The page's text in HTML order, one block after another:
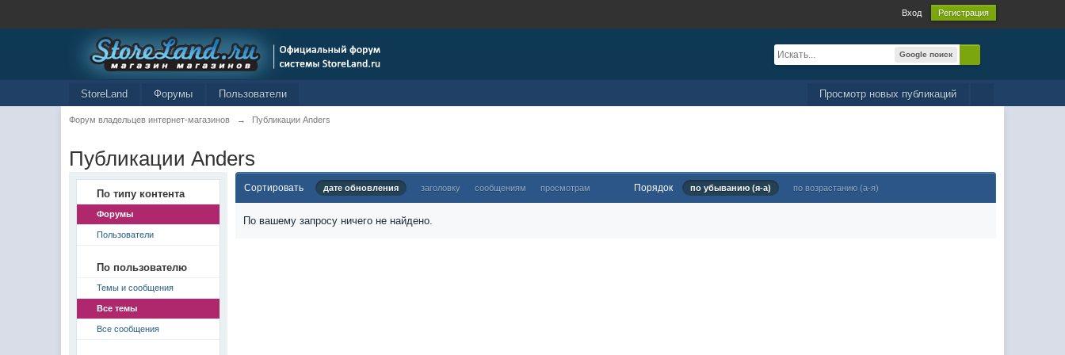
Вход Регистрация
Google поиск
Просмотр новых публикаций
StoreLand Форумы Пользователи
Форум владельцев интернет-магазинов → Публикации Anders
Публикации Anders
По типу контента
Форумы
Пользователи
По пользователю
Темы и сообщения
Все темы
Все сообщения
Сортировать дате обновления заголовку сообщениям просмотрам Порядок по убыванию (я-а) по возрастанию (а-я)
По вашему запросу ничего не найдено.